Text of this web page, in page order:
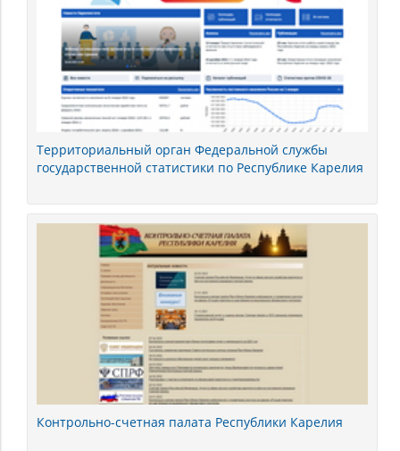
Территориальный орган Федеральной службы
государственной статистики по Республике Карелия
Контрольно-счетная палата Республики Карелия